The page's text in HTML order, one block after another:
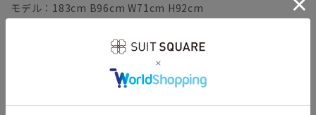
モデル：183cm B96cm W71cm H92cm
【(160cm-8DROP)YA3】着丈66.0cm バスト99.0cm ウエ
スト88.0cm 肩幅42.2cm 袖丈56.2cm